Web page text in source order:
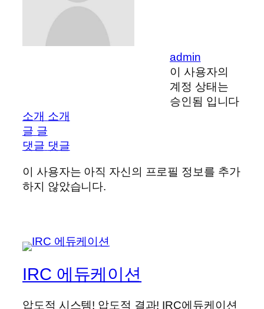
admin
이 사용자의
계정 상태는
승인됨 입니다
소개 소개
글 글
댓글 댓글
이 사용자는 아직 자신의 프로필 정보를 추가
하지 않았습니다.
IRC 에듀케이션
압도적 시스템! 압도적 결과! IRC에듀케이션